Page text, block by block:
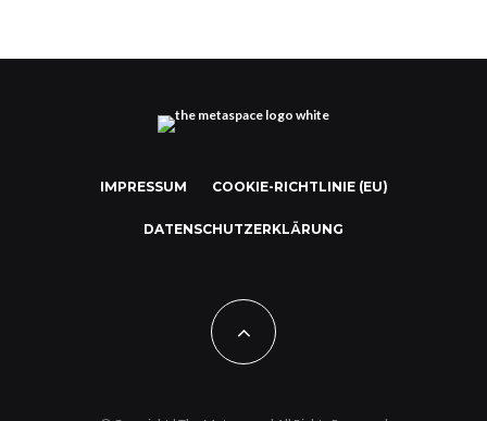
IMPRESSUM COOKIE-RICHTLINIE (EU)
DATENSCHUTZERKLÄRUNG